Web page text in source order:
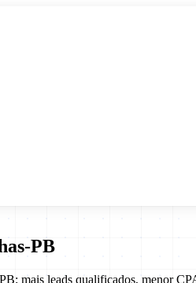
-PB
mais leads qualificados, menor